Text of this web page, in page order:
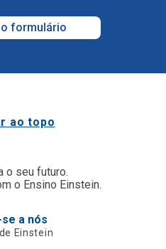
formulário
ao topo
o seu futuro.
o Ensino Einstein.
a nós
Einstein